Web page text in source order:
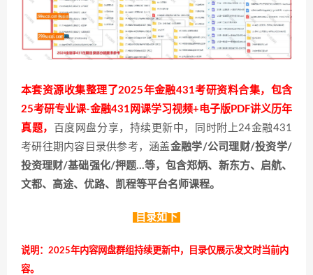
本套资源收集整理了2025年金融431考研资料合集，包含
25考研专业课-金融431网课学习视频+电子版PDF讲义历年
真题，
百度网盘分享，持续更新中，同时附上24金融431
考研往期内容目录供参考，涵盖金融学/公司理财/投资学/
投资理财/基础强化/押题…等，包含郑炳、新东方、启航、
文都、高途、优路、凯程等平台名师课程。
目录如下
说明：2025年内容网盘群组持续更新中，目录仅展示发文时当前内
容。